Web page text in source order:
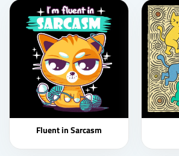
Fluent in Sarcasm